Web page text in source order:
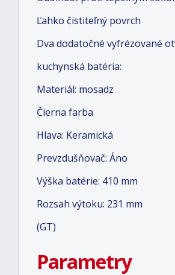
Ľahko čistiteľný povrch
Dva dodatočné vyfrézované
kuchynská batéria:
Materiál: mosadz
Čierna farba
Hlava: Keramická
Prevzdušňovač: Áno
Výška batérie: 410 mm
Rozsah výtoku: 231 mm
(GT)
Parametry